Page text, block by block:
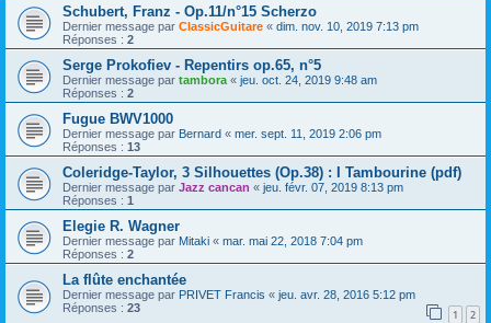
Schubert, Franz - Op.11/n°15 Scherzo
Dernier message par ClassicGuitare « dim. nov. 10, 2019 7:13 pm
Réponses : 2
Serge Prokofiev - Repentirs op.65, n°5
Dernier message par tambora « jeu. oct. 24, 2019 9:48 am
Réponses : 2
Fugue BWV1000
Dernier message par Bernard « mer. sept. 11, 2019 2:06 pm
Réponses : 13
Coleridge-Taylor, 3 Silhouettes (Op.38) : I Tambourine (pdf)
Dernier message par Jazz cancan « jeu. févr. 07, 2019 8:13 pm
Réponses : 1
Elegie R. Wagner
Dernier message par Mitaki « mar. mai 22, 2018 7:04 pm
Réponses : 2
La flûte enchantée
Dernier message par PRIVET Francis « jeu. avr. 28, 2016 5:12 pm
Réponses : 23 1 2